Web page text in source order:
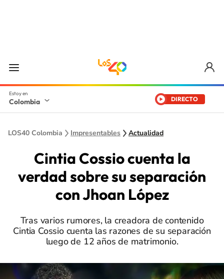
Colombia DIRECTO
LOS40 Colombia Impresentables Actualidad
Cintia Cossio cuenta la
verdad sobre su separación
con Jhoan López
Tras varios rumores, la creadora de contenido
Cintia Cossio cuenta las razones de su separación
luego de 12 años de matrimonio.